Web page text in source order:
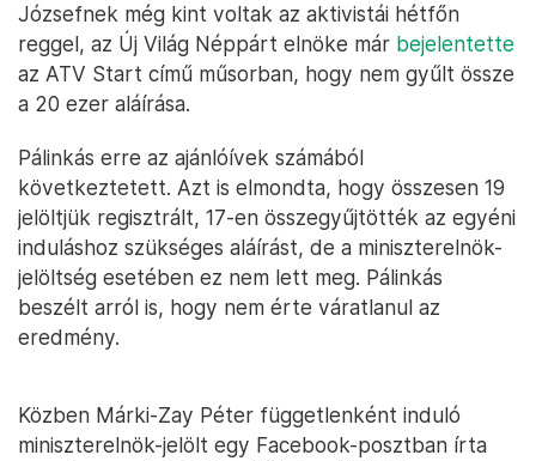
Józsefnek még kint voltak az aktivistái hétfőn
reggel, az Új Világ Néppárt elnöke már bejelentette
az ATV Start című műsorban, hogy nem gyűlt össze
a 20 ezer aláírása.
Pálinkás erre az ajánlóívek számából
következtetett. Azt is elmondta, hogy összesen 19
jelöltjük regisztrált, 17-en összegyűjtötték az egyéni
induláshoz szükséges aláírást, de a miniszterelnök-
jelöltség esetében ez nem lett meg. Pálinkás
beszélt arról is, hogy nem érte váratlanul az
eredmény.
Közben Márki-Zay Péter függetlenként induló
miniszterelnök-jelölt egy Facebook-posztban írta